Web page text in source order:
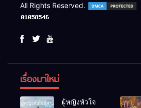
All Rights Reserved.
เรื่องมาใหม่
ผู้หญิงหัวใจ